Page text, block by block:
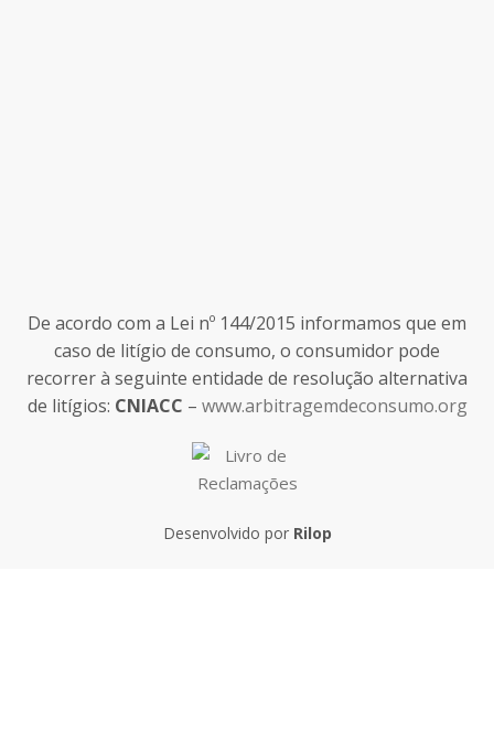
De acordo com a Lei nº 144/2015 informamos que em
caso de litígio de consumo, o consumidor pode
recorrer à seguinte entidade de resolução alternativa
de litígios: CNIACC – www.arbitragemdeconsumo.org
Desenvolvido por Rilop